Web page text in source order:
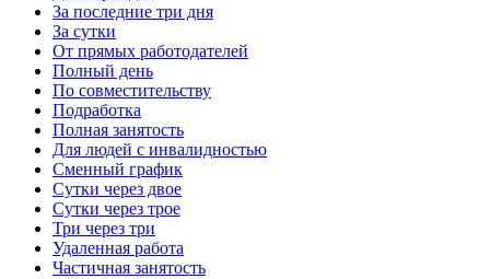
За последние три дня
За сутки
От прямых работодателей
Полный день
По совместительству
Подработка
Полная занятость
Для людей с инвалидностью
Сменный график
Сутки через двое
Сутки через трое
Три через три
Удаленная работа
Частичная занятость